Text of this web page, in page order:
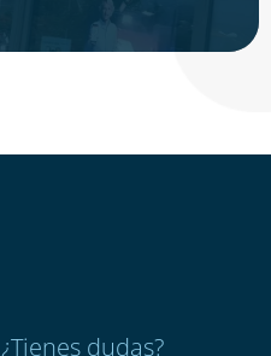
¿Tienes dudas?